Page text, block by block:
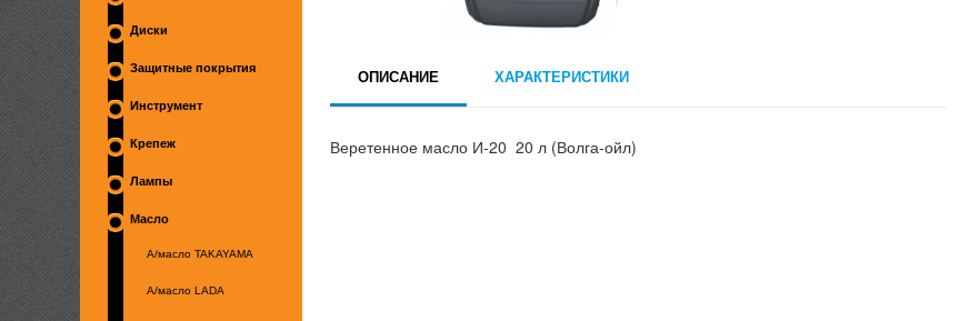
Диски
Защитные покрытия
Инструмент
Крепеж
Лампы
Масло
А/масло TAKAYAMA
А/масло LADA
ОПИСАНИЕ ХАРАКТЕРИСТИКИ
Веретенное масло И-20 20 л (Волга-ойл)